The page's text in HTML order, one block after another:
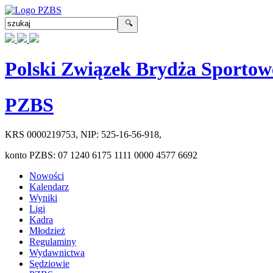
Polski Związek Brydża
PZBS
KRS 0000219753, NIP: 525-16-56-918,
konto PZBS: 07 1240 6175 1111 0000 4577 6692
Nowości
Kalendarz
Wyniki
Ligi
Kadra
Młodzież
Regulaminy
Wydawnictwa
Sędziowie